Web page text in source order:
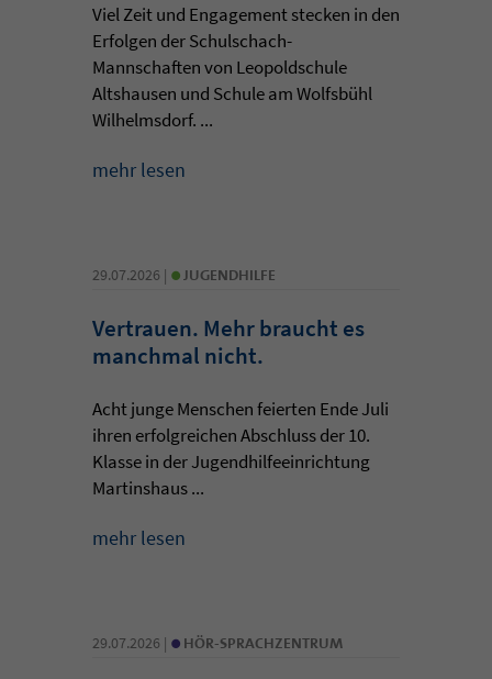
Viel Zeit und Engagement stecken in den
Erfolgen der Schulschach-
Mannschaften von Leopoldschule
Altshausen und Schule am Wolfsbühl
Wilhelmsdorf. ...
mehr lesen
29.07.2026 | • JUGENDHILFE
Vertrauen. Mehr braucht es
manchmal nicht.
Acht junge Menschen feierten Ende Juli
ihren erfolgreichen Abschluss der 10.
Klasse in der Jugendhilfeeinrichtung
Martinshaus ...
mehr lesen
29.07.2026 | • HÖR-SPRACHZENTRUM